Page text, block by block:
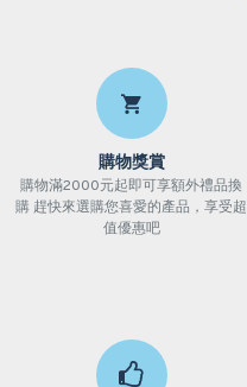
購物獎賞
購物滿2000元起即可享額外禮品換
購 趕快來選購您喜愛的產品，享受超
值優惠吧